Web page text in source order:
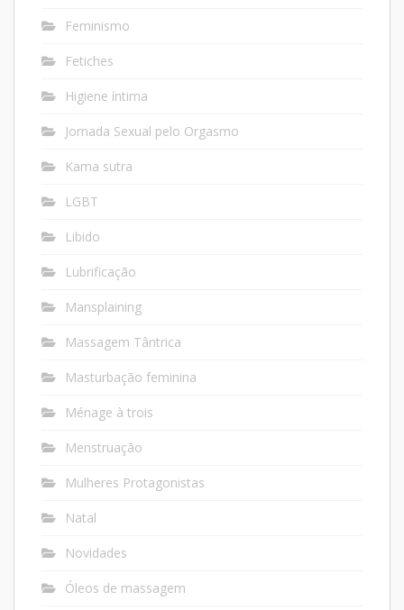
Feminismo
Fetiches
Higiene íntima
Jornada Sexual pelo Orgasmo
Kama sutra
LGBT
Libido
Lubrificação
Mansplaining
Massagem Tântrica
Masturbação feminina
Ménage à trois
Menstruação
Mulheres Protagonistas
Natal
Novidades
Óleos de massagem